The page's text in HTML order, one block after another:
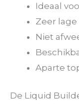
Ideaal
Zeer
Niet
Aparte
De Liquid